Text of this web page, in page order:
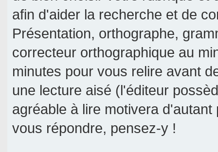
afin d'aider la recherche et de
Présentation, orthographe,
correcteur orthographique au
minutes pour vous relire avant
une lecture aisé (l'éditeur
agréable à lire motivera
vous répondre, pensez-y !